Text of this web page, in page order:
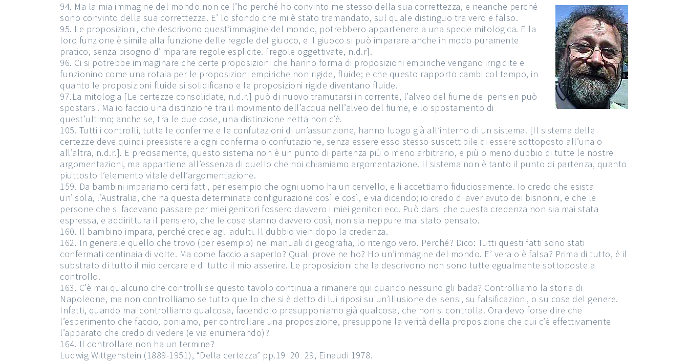
94. Ma la mia immagine del mondo non ce l’ho perché ho convinto me stesso della sua correttezza, e neanche perché
sono convinto della sua correttezza. E’ lo sfondo che mi è stato tramandato, sul quale distinguo tra vero e falso.
95. Le proposizioni, che descrivono quest’immagine del mondo, potrebbero appartenere a una specie mitologica. E la
loro funzione è simile alla funzione delle regole del giuoco, e il giuoco si può imparare anche in modo puramente
pratico, senza bisogno d’imparare regole esplicite. [regole oggettivate, n.d.r].
96. Ci si potrebbe immaginare che certe proposizioni che hanno forma di proposizioni empiriche vengano irrigidite e
funzionino come una rotaia per le proposizioni empiriche non rigide, fluide; e che questo rapporto cambi col tempo, in
quanto le proposizioni fluide si solidificano e le proposizioni rigide diventano fluide.
97.La mitologia [Le certezze consolidate, n.d.r.] può di nuovo tramutarsi in corrente, l’alveo del fiume dei pensieri può
spostarsi. Ma io faccio una distinzione tra il movimento dell’acqua nell’alveo del fiume, e lo spostamento di
quest’ultimo; anche se, tra le due cose, una distinzione netta non c’è.
105. Tutti i controlli, tutte le conferme e le confutazioni di un’assunzione, hanno luogo già all’interno di un sistema. [Il sistema delle
certezze deve quindi preesistere a ogni conferma o confutazione, senza essere esso stesso suscettibile di essere sottoposto all’una o
all’altra, n.d.r.]. E precisamente, questo sistema non è un punto di partenza più o meno arbitrario, e più o meno dubbio di tutte le nostre
argomentazioni, ma appartiene all’essenza di quello che noi chiamiamo argomentazione. Il sistema non è tanto il punto di partenza, quanto
piuttosto l’elemento vitale dell’argomentazione.
159. Da bambini impariamo certi fatti, per esempio che ogni uomo ha un cervello, e li accettiamo fiduciosamente. Io credo che esista
un’isola, l’Australia, che ha questa determinata configurazione così e così, e via dicendo; io credo di aver avuto dei bisnonni, e che le
persone che si facevano passare per miei genitori fossero davvero i miei genitori ecc. Può darsi che questa credenza non sia mai stata
espressa, e addirittura il pensiero, che le cose stanno davvero così, non sia neppure mai stato pensato.
160. Il bambino impara, perché crede agli adulti. Il dubbio vien dopo la credenza.
162. In generale quello che trovo (per esempio) nei manuali di geografia, lo ritengo vero. Perché? Dico: Tutti questi fatti sono stati
confermati centinaia di volte. Ma come faccio a saperlo? Quali prove ne ho? Ho un’immagine del mondo. E’ vera o è falsa? Prima di tutto, è il
substrato di tutto il mio cercare e di tutto il mio asserire. Le proposizioni che la descrivono non sono tutte egualmente sottoposte a
controllo.
163. C’è mai qualcuno che controlli se questo tavolo continua a rimanere qui quando nessuno gli bada? Controlliamo la storia di
Napoleone, ma non controlliamo se tutto quello che si è detto di lui riposi su un’illusione dei sensi, su falsificazioni, o su cose del genere.
Infatti, quando mai controlliamo qualcosa, facendolo presupponiamo già qualcosa, che non si controlla. Ora devo forse dire che
l’esperimento che faccio, poniamo, per controllare una proposizione, presuppone la verità della proposizione che qui c’è effettivamente
l’apparato che credo di vedere (e via enumerando)?
164. Il controllare non ha un termine?
Ludwig Wittgenstein (1889-1951), “Della certezza” pp.19 ­ 20 ­ 29, Einaudi 1978.